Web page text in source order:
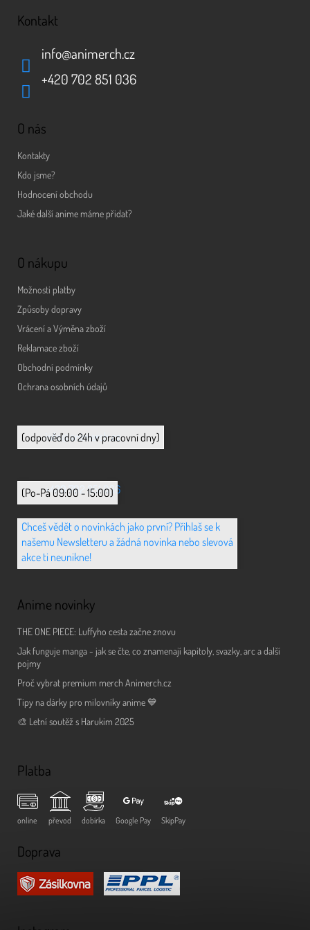
Kontakt
info@animerch.cz
+420 702 851 036
O nás
Kontakty
Kdo jsme?
Hodnocení obchodu
Jaké další anime máme přidat?
O nákupu
Možnosti platby
Způsoby dopravy
Vrácení a Výměna zboží
Reklamace zboží
Obchodní podmínky
Ochrana osobních údajů
info@animerch.cz
(odpověď do 24h v pracovní dny)
+420 702 851 036
(Po-Pá 09:00 - 15:00)
Chceš vědět o novinkách jako první? Přihlaš se k
našemu Newsletteru a žádná novinka nebo slevová
akce ti neunikne!
Anime novinky
THE ONE PIECE: Luffyho cesta začne znovu
Jak funguje manga - jak se čte, co znamenají kapitoly, svazky, arc a další
pojmy
Proč vybrat premium merch Animerch.cz
Tipy na dárky pro milovníky anime 💙
🎨 Letní soutěž s Harukim 2025
Platba
online převod dobírka Google Pay SkipPay
Doprava